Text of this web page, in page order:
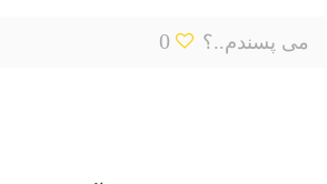
می پسندم..؟ 0